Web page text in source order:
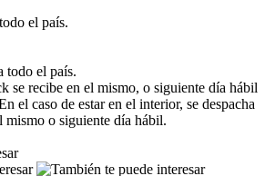
el país.
todo el país.
se recibe en el mismo, o siguiente día hábil
el caso de estar en el interior, se despacha
o siguiente día hábil.